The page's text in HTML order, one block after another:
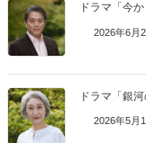
ドラマ「今
2026年6月
ドラマ「銀
2026年5月